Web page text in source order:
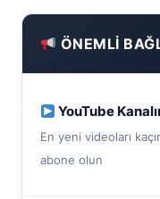
ÖNEMLI
YouTube
En yeni videoları
abone olun